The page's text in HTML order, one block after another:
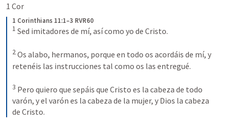
1 Cor
1 Corinthians 11:1–3 RVR60
1 Sed imitadores de mí, así como yo de Cristo.
2Os alabo, hermanos, porque en todo os acordáis de mí, y
retenéis las instrucciones tal como os las entregué.
3 Pero quiero que sepáis que Cristo es la cabeza de todo
varón, y el varón es la cabeza de la mujer, y Dios la cabeza
de Cristo.